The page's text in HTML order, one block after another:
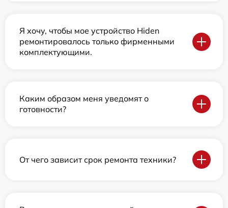
Я хочу, чтобы мое устройство Hiden
ремонтировалось только фирменными
комплектующими.
Каким образом меня уведомят о
готовности?
От чего зависит срок ремонта техники?